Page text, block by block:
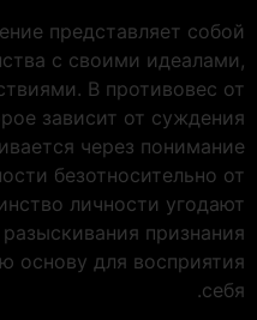
представляет собой
с своими идеалами,
В противовес от
зависит от суждения
через понимание
безотносительно от
личности угодают
признания
основу для восприятия
себя.